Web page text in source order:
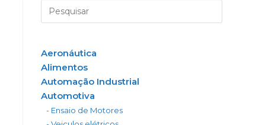
Aeronáutica
Alimentos
Automação Industrial
Automotiva
- Ensaio de Motores